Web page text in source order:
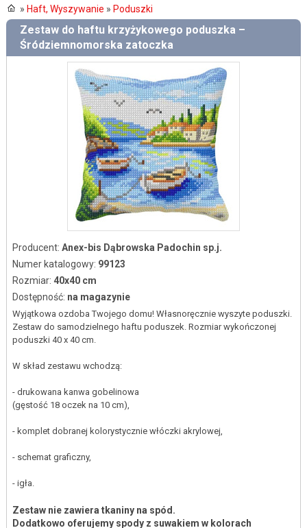
» Haft, Wyszywanie » Poduszki
Zestaw do haftu krzyżykowego poduszka –
Śródziemnomorska zatoczka
Producent: Anex-bis Dąbrowska Padochin sp.j.
Numer katalogowy: 99123
Rozmiar: 40x40 cm
Dostępność: na magazynie
Wyjątkowa ozdoba Twojego domu! Własnoręcznie wyszyte poduszki.
Zestaw do samodzielnego haftu poduszek. Rozmiar wykończonej
poduszki 40 x 40 cm.
W skład zestawu wchodzą:
- drukowana kanwa gobelinowa
(gęstość 18 oczek na 10 cm),
- komplet dobranej kolorystycznie włóczki akrylowej,
- schemat graficzny,
- igła.
Zestaw nie zawiera tkaniny na spód.
Dodatkowo oferujemy spody z suwakiem w kolorach